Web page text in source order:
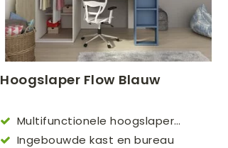
Hoogslaper Flow Blauw
Multifunctionele hoogslaper
(90x200cm)
Ingebouwde kast en bureau